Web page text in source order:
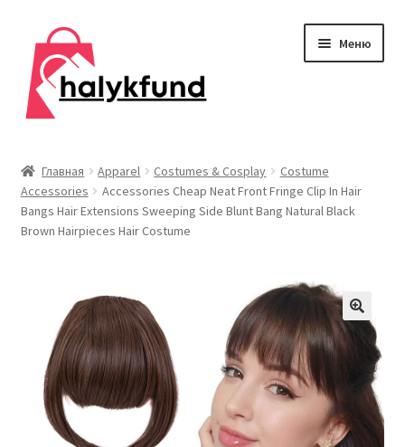
Перейти
навигации
Перейти
содержимому
Меню
меню
Главная
Дом и сад
меню
Одежда
меню
Публикации
Главная Apparel Costumes & Cosplay
Costume
Accessories
Accessories Cheap Neat Front Fringe Clip In Hair
Bangs Hair Extensions Sweeping Side Blunt Bang Natural Black
Brown Hairpieces Hair Costume